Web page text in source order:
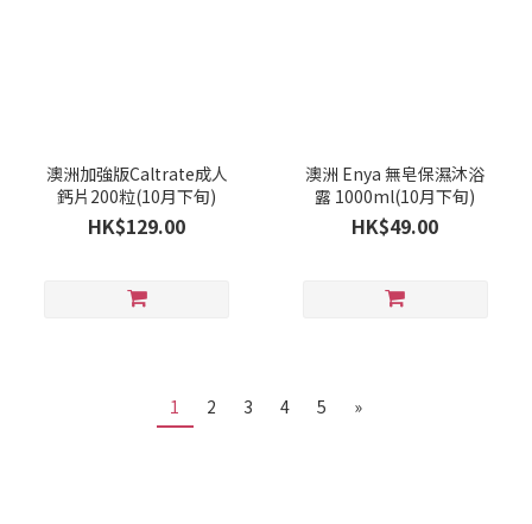
澳洲加強版Caltrate成人
鈣片200粒(10月下旬)
HK$129.00
澳洲 Enya 無皂保濕沐浴
露 1000ml(10月下旬)
HK$49.00
1 2 3 4 5 »